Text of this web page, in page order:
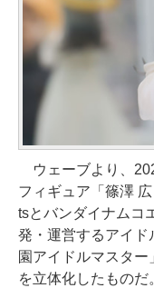
ウェーブより、
フィギュア「篠澤
tsとバンダイナムコ
発・運営するアイド
園アイドルマスター
を立体化したものだ